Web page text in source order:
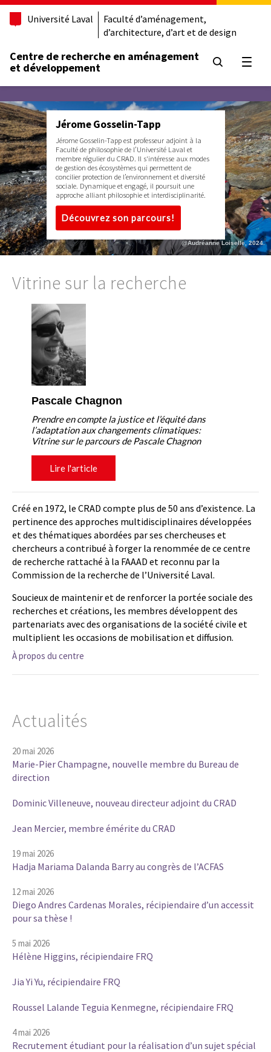
Université Laval
Faculté d’aménagement,
d’architecture, d’art et de design
Centre de recherche en aménagement
et développement
Jérome Gosselin-Tapp
Jérome Gosselin-Tapp est professeur adjoint à la
Faculté de philosophie de l’Université Laval et
membre régulier du CRAD. Il s'intéresse aux modes
de gestion des écosystèmes qui permettent de
concilier protection de l’environnement et diversité
sociale. Dynamique et engagé, il poursuit une
approche alliant philosophie et interdisciplinarité.
Découvrez son parcours!
@Audréanne Loiselle, 2024.
Vitrine sur la recherche
Pascale Chagnon
Prendre en compte la justice et l’équité dans
l’adaptation aux changements climatiques:
Vitrine sur le parcours de Pascale Chagnon
Lire l'article
Créé en 1972, le CRAD compte plus de 50 ans d’existence. La
pertinence des approches multidisciplinaires développées
et des thématiques abordées par ses chercheuses et
chercheurs a contribué à forger la renommée de ce centre
de recherche rattaché à la FAAAD et reconnu par la
Commission de la recherche de l’Université Laval.
Soucieux de maintenir et de renforcer la portée sociale des
recherches et créations, les membres développent des
partenariats avec des organisations de la société civile et
multiplient les occasions de mobilisation et diffusion.
À propos du centre
Actualités
20 mai 2026
Marie-Pier Champagne, nouvelle membre du Bureau de
direction
Dominic Villeneuve, nouveau directeur adjoint du CRAD
Jean Mercier, membre émérite du CRAD
19 mai 2026
Hadja Mariama Dalanda Barry au congrès de l’ACFAS
12 mai 2026
Diego Andres Cardenas Morales, récipiendaire d’un accessit
pour sa thèse !
5 mai 2026
Hélène Higgins, récipiendaire FRQ
Jia Yi Yu, récipiendaire FRQ
Roussel Lalande Teguia Kenmegne, récipiendaire FRQ
4 mai 2026
Recrutement étudiant pour la réalisation d’un sujet spécial